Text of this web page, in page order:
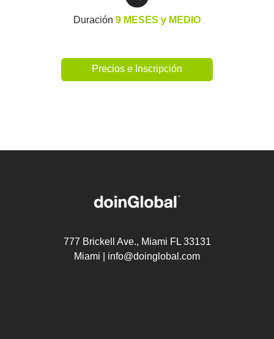
Duración 9 MESES y MEDIO
Precios e Inscripción
777 Brickell Ave., Miami FL 33131
Miami | info@doinglobal.com